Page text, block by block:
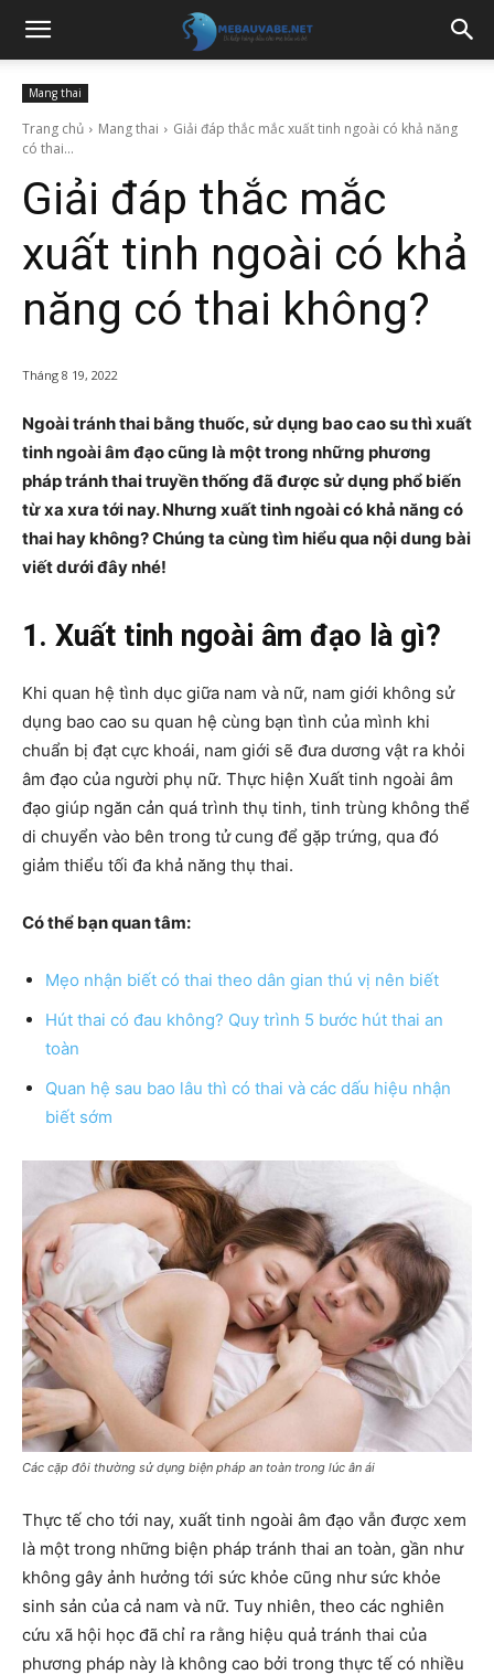
Mang thai
Trang chủ Mang thai
Giải đáp thắc mắc xuất tinh ngoài có khả năng
có thai...
Giải đáp thắc mắc
xuất tinh ngoài có khả
năng có thai không?
Tháng 8 19, 2022
Ngoài tránh thai bằng thuốc, sử dụng bao cao su thì xuất
tinh ngoài âm đạo cũng là một trong những phương
pháp tránh thai truyền thống đã được sử dụng phổ biến
từ xa xưa tới nay. Nhưng xuất tinh ngoài có khả năng có
thai hay không? Chúng ta cùng tìm hiểu qua nội dung bài
viết dưới đây nhé!
1. Xuất tinh ngoài âm đạo là gì?
Khi quan hệ tình dục giữa nam và nữ, nam giới không sử
dụng bao cao su quan hệ cùng bạn tình của mình khi
chuẩn bị đạt cực khoái, nam giới sẽ đưa dương vật ra khỏi
âm đạo của người phụ nữ. Thực hiện Xuất tinh ngoài âm
đạo giúp ngăn cản quá trình thụ tinh, tinh trùng không thể
di chuyển vào bên trong tử cung để gặp trứng, qua đó
giảm thiểu tối đa khả năng thụ thai.
Có thể bạn quan tâm:
Mẹo nhận biết có thai theo dân gian thú vị nên biết
Hút thai có đau không? Quy trình 5 bước hút thai an
toàn
Quan hệ sau bao lâu thì có thai và các dấu hiệu nhận
biết sớm
Các cặp đôi thường sử dụng biện pháp an toàn trong lúc ân ái
Thực tế cho tới nay, xuất tinh ngoài âm đạo vẫn được xem
là một trong những biện pháp tránh thai an toàn, gần như
không gây ảnh hưởng tới sức khỏe cũng như sức khỏe
sinh sản của cả nam và nữ. Tuy nhiên, theo các nghiên
cứu xã hội học đã chỉ ra rằng hiệu quả tránh thai của
phương pháp này là không cao bởi trong thực tế có nhiều